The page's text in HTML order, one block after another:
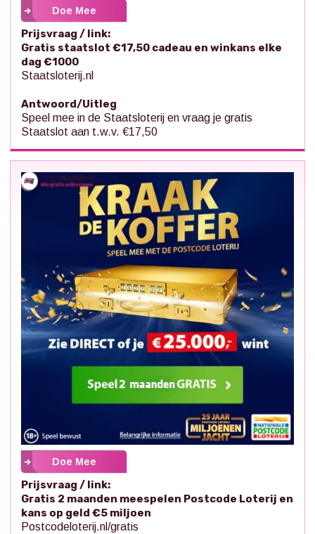
Doe Mee
Prijsvraag / link:
Gratis staatslot €17,50 cadeau en winkans elke
dag €1000
Staatsloterij.nl
Antwoord/Uitleg
Speel mee in de Staatsloterij en vraag je gratis
Staatslot aan t.w.v. €17,50
Doe Mee
Prijsvraag / link:
Gratis 2 maanden meespelen Postcode Loterij en
kans op geld €5 miljoen
Postcodeloterij.nl/gratis